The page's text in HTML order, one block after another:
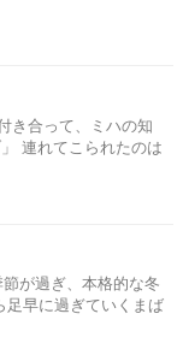
き合って、ミハの知
連れてこられたのは
が過ぎ、本格的な冬
足早に過ぎていくまば